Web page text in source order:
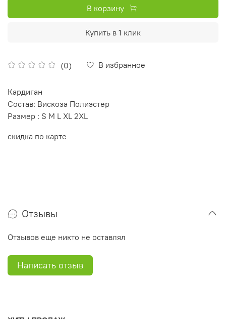
(0) В избранное
В корзину
Купить в 1 клик
Кардиган
Состав: Вискоза Полиэстер
Размер : S M L XL 2XL
скидка по карте
Отзывы
Отзывов еще никто не оставлял
Написать отзыв